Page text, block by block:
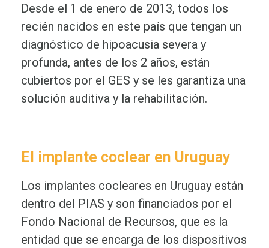
Desde el 1 de enero de 2013, todos los
recién nacidos en este país que tengan un
diagnóstico de hipoacusia severa y
profunda, antes de los 2 años, están
cubiertos por el GES y se les garantiza una
solución auditiva y la rehabilitación.
El implante coclear en Uruguay
Los implantes cocleares en Uruguay están
dentro del PIAS y son financiados por el
Fondo Nacional de Recursos, que es la
entidad que se encarga de los dispositivos